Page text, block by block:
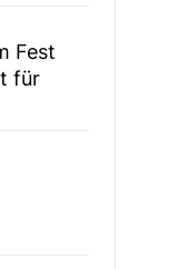
Fest
für